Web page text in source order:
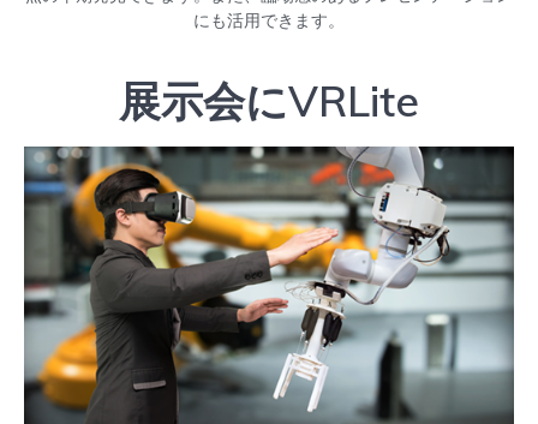
にも活用できます。
展示会にVRLite